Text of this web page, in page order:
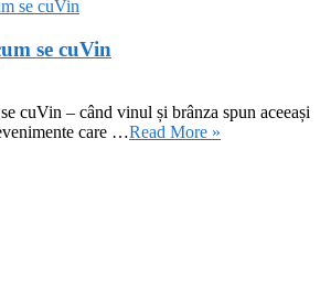
se cuVin
cuVin – când vinul și brânza spun aceeași
care …Read More »